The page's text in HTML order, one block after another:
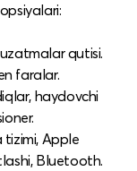
qutisi.
faralar.
haydovchi
tizimi, Apple
Bluetooth.